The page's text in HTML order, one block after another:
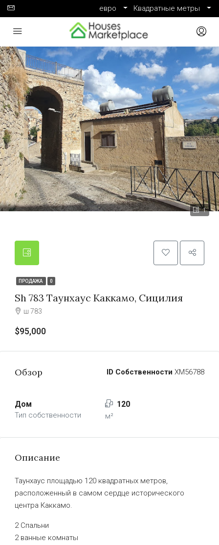
евро Квадратные метры
1
ПРОДАЖА 0
Sh 783 Таунхаус Каккамо, Сицилия
ш 783
$95,000
Обзор ID Собственности ХМ56788
Дом
Тип собственности
120
м²
Описание
Таунхаус площадью 120 квадратных метров,
расположенный в самом сердце исторического
центра Каккамо.
2 Спальни
2 ванные комнаты